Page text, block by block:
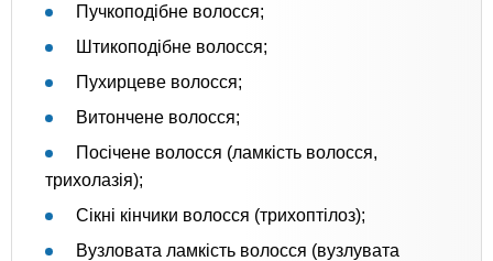
Пучкоподібне волосся;
Штикоподібне волосся;
Пухирцеве волосся;
Витончене волосся;
Посічене волосся (ламкість волосся,
трихолазія);
Сікні кінчики волосся (трихоптілоз);
Вузловата ламкість волосся (вузлувата